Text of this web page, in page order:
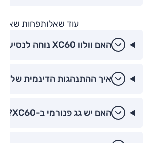
עוד שאלותפחות שאלות
האם וולוו XC60 נוחה לנסיעות ארוכות?
איך ההתנהגות הדינמית של XC60?
האם יש גג פנורמי ב-XC60?